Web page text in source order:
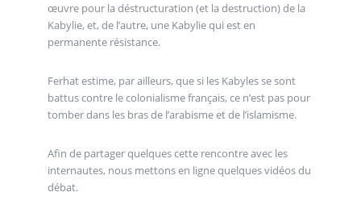
œuvre pour la déstructuration (et la destruction) de la
Kabylie, et, de l’autre, une Kabylie qui est en
permanente résistance.
Ferhat estime, par ailleurs, que si les Kabyles se sont
battus contre le colonialisme français, ce n’est pas pour
tomber dans les bras de l’arabisme et de l’islamisme.
Afin de partager quelques cette rencontre avec les
internautes, nous mettons en ligne quelques vidéos du
débat.